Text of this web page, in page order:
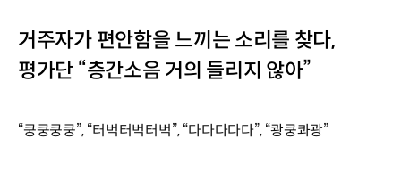
거주자가 편안함을 느끼는 소리를 찾다,
평가단 “층간소음 거의 들리지 않아”
“쿵쿵쿵쿵”, “터벅터벅터벅”, “다다다다다”, “쾅쿵콰광”